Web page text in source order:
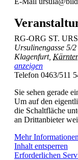
RG-ORG ST.
Ursulinengasse 5/2
Klagenfurt,
anzeigen
Telefon 0463/511
Sie sehen gerade
Um auf den
die Schaltfläche
an Drittanbieter
Mehr Informationen
Inhalt entsperren
Erforderlichen